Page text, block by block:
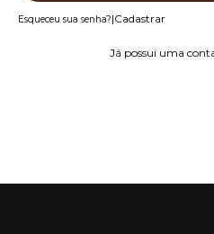
Esqueceu sua senha?|Cadastrar
Já possui uma